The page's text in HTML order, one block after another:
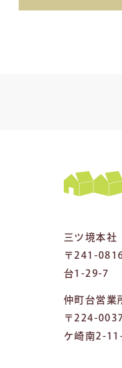
三ツ境本社
〒241-
台1-29-7
仲町台営業
〒224-
ケ崎南2-